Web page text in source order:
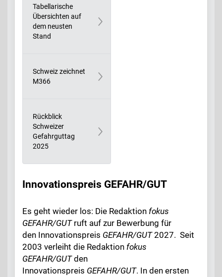
BEITRÄGE:
Tabellarische
Übersichten auf
dem neusten
Stand
Schweiz zeichnet
M366
Rückblick
Schweizer
Gefahrguttag
2025
Innovationspreis GEFAHR/GUT
Es geht wieder los: Die Redaktion fokus
GEFAHR/GUTruft auf zur Bewerbung für
den Innovationspreis GEFAHR/GUT2027. Seit
2003 verleiht die Redaktion fokus
GEFAHR/GUTden
Innovationspreis GEFAHR/GUT. In den ersten